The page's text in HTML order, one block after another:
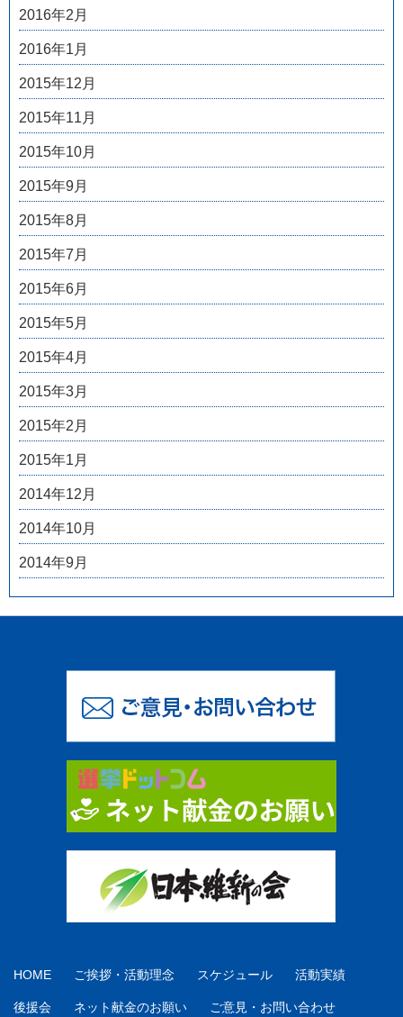
2016年2月
2016年1月
2015年12月
2015年11月
2015年10月
2015年9月
2015年8月
2015年7月
2015年6月
2015年5月
2015年4月
2015年3月
2015年2月
2015年1月
2014年12月
2014年10月
2014年9月
HOME ご挨拶・活動理念 スケジュール 活動実績
後援会 ネット献金のお願い ご意見・お問い合わせ